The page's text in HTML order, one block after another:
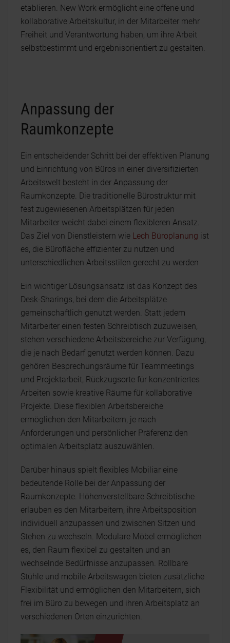
etablieren. New Work ermöglicht eine offene und
kollaborative Arbeitskultur, in der Mitarbeiter mehr
Freiheit und Verantwortung haben, um ihre Arbeit
selbstbestimmt und ergebnisorientiert zu gestalten.
Anpassung der
Raumkonzepte
Ein entscheidender Schritt bei der effektiven Planung
und Einrichtung von Büros in einer diversifizierten
Arbeitswelt besteht in der Anpassung der
Raumkonzepte. Die traditionelle Bürostruktur mit
fest zugewiesenen Arbeitsplätzen für jeden
Mitarbeiter weicht dabei einem flexibleren Ansatz.
Das Ziel von Dienstleistern wie Lech Büroplanung ist
es, die Bürofläche effizienter zu nutzen und
unterschiedlichen Arbeitsstilen gerecht zu werden
Ein wichtiger Lösungsansatz ist das Konzept des
Desk-Sharings, bei dem die Arbeitsplätze
gemeinschaftlich genutzt werden. Statt jedem
Mitarbeiter einen festen Schreibtisch zuzuweisen,
stehen verschiedene Arbeitsbereiche zur Verfügung,
die je nach Bedarf genutzt werden können. Dazu
gehören Besprechungsräume für Teammeetings
und Projektarbeit, Rückzugsorte für konzentriertes
Arbeiten sowie kreative Räume für kollaborative
Projekte. Diese flexiblen Arbeitsbereiche
ermöglichen den Mitarbeitern, je nach
Anforderungen und persönlicher Präferenz den
optimalen Arbeitsplatz auszuwählen.
Darüber hinaus spielt flexibles Mobiliar eine
bedeutende Rolle bei der Anpassung der
Raumkonzepte. Höhenverstellbare Schreibtische
erlauben es den Mitarbeitern, ihre Arbeitsposition
individuell anzupassen und zwischen Sitzen und
Stehen zu wechseln. Modulare Möbel ermöglichen
es, den Raum flexibel zu gestalten und an
wechselnde Bedürfnisse anzupassen. Rollbare
Stühle und mobile Arbeitswagen bieten zusätzliche
Flexibilität und ermöglichen den Mitarbeitern, sich
frei im Büro zu bewegen und ihren Arbeitsplatz an
verschiedenen Orten einzurichten.